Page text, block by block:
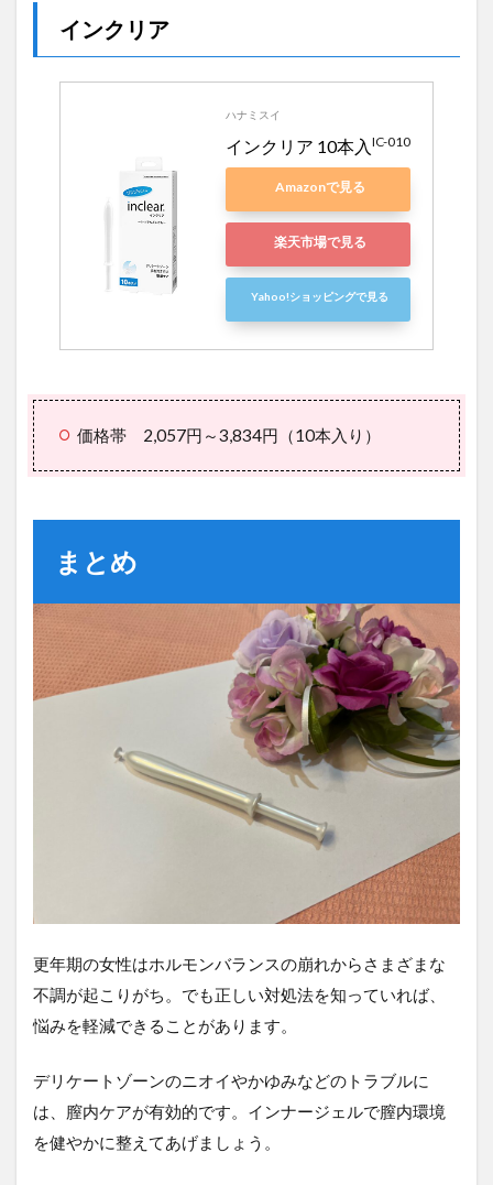
インクリア
ハナミスイ
インクリア 10本入 IC-010
Amazonで見る
楽天市場で見る
Yahoo!ショッピングで見る
価格帯 2,057円～3,834円（10本入り）
まとめ
更年期の女性はホルモンバランスの崩れからさまざまな
不調が起こりがち。でも正しい対処法を知っていれば、
悩みを軽減できることがあります。
デリケートゾーンのニオイやかゆみなどのトラブルに
は、膣内ケアが有効的です。インナージェルで膣内環境
を健やかに整えてあげましょう。